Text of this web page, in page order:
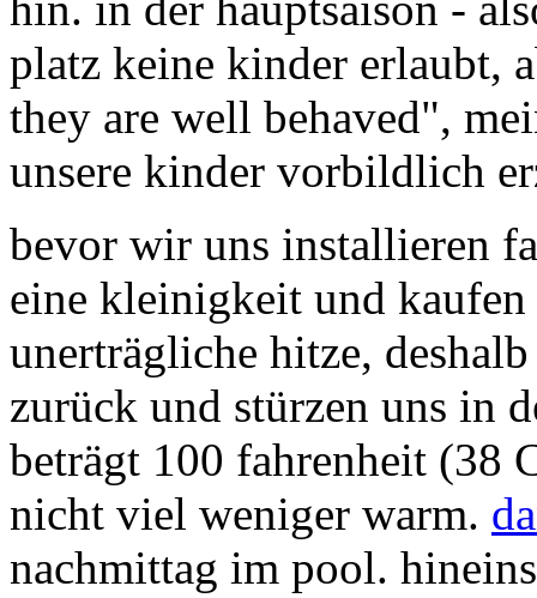
platz keine kinder erlaubt,
they are well behaved",
unsere kinder vorbildlich
bevor wir uns installieren
eine kleinigkeit und kaufen
unerträgliche hitze,
zurück und stürzen uns in
beträgt 100 fahrenheit (38
nicht viel weniger warm.
nachmittag im pool.